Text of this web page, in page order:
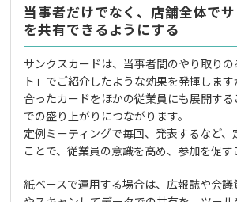
当事者だけでなく、店舗全体で
を共有できるようにする
サンクスカードは、当事者間のやり取り
ト」でご紹介したような効果を発揮しま
合ったカードをほかの従業員にも展開す
での盛り上がりにつながります。
定例ミーティングで毎回、発表するなど、
ことで、従業員の意識を高め、参加を促す
紙ベースで運用する場合は、広報誌や会